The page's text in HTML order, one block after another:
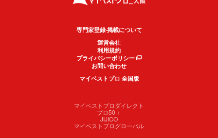
専門家登録·掲載について
運営会社
利用規約
プライバシーポリシー
お問い合わせ
マイベストプロ 全国版
マイベストプロダイレクト
プロ50＋
JIJICO
マイベストプログローバル